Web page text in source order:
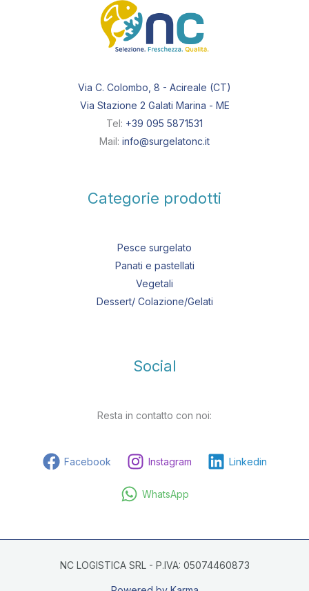
Via C. Colombo, 8 - Acireale (CT)
Via Stazione 2 Galati Marina - ME
Tel: +39 095 5871531
Mail: info@surgelatonc.it
Categorie prodotti
Pesce surgelato
Panati e pastellati
Vegetali
Dessert/ Colazione/Gelati
Social
Resta in contatto con noi:
Facebook Instagram Linkedin
WhatsApp
NC LOGISTICA SRL - P.IVA: 05074460873